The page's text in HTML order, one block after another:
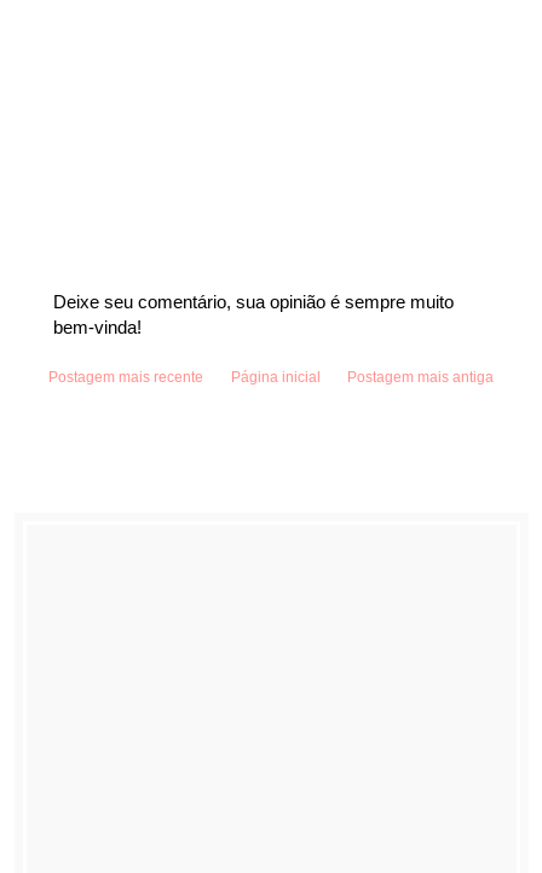
Deixe seu comentário, sua opinião é sempre muito
bem-vinda!
Postagem mais recente Postagem mais antiga
Página inicial